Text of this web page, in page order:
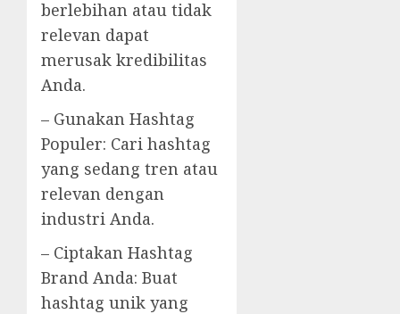
berlebihan atau tidak
relevan dapat
merusak kredibilitas
Anda.
– Gunakan Hashtag
Populer: Cari hashtag
yang sedang tren atau
relevan dengan
industri Anda.
– Ciptakan Hashtag
Brand Anda: Buat
hashtag unik yang